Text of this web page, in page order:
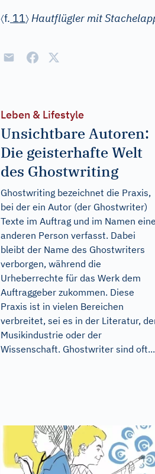
〈f. 11〉Hautflügler mit
Leben & Lifestyle
Unsichtbare Autoren:
Die geisterhafte Welt
des Ghostwriting
Ghostwriting bezeichnet die Praxis,
bei der ein Autor (der Ghostwriter)
Texte im Auftrag und im Namen
anderen Person verfasst. Dabei
bleibt der Name des Ghostwriters
verborgen, während die
Urheberrechte für das Werk dem
Auftraggeber zukommen. Diese
Praxis ist in vielen Bereichen
verbreitet, sei es in der Literatur,
Musikindustrie oder der
Wissenschaft. Ghostwriter sind oft...